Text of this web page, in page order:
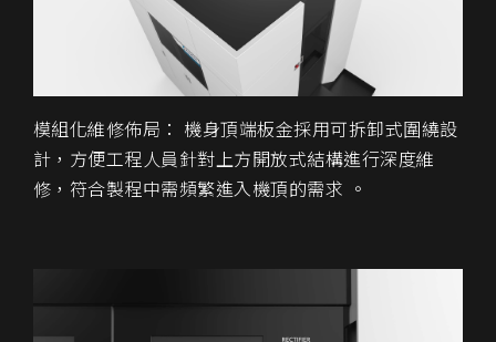
模組化維修佈局： 機身頂端板金採用可拆卸式圍繞設
計，方便工程人員針對上方開放式結構進行深度維
修，符合製程中需頻繁進入機頂的需求 。